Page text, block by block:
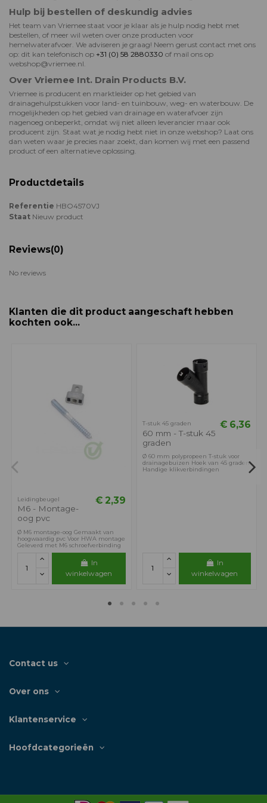
Hulp bij bestellen of deskundig advies
Het team van Vriemee staat voor je klaar als je hulp nodig hebt met
bestellen, of meer wil weten over onze producten voor
hemelwaterafvoer. We adviseren je graag! Neem gerust contact met ons
op: dit kan telefonisch op +31 (0) 58 2880330 of mail ons op
webshop@vriemee.nl.
Over Vriemee Int. Drain Products B.V.
Vriemee is producent en marktleider op het gebied van
drainagehulpstukken voor land- en tuinbouw, weg- en waterbouw. De
mogelijkheden op het gebied van drainage en waterafvoer zijn
nagenoeg onbeperkt, omdat wij niet alleen leverancier maar ook
producent zijn. Staat wat je nodig hebt niet in onze webshop? Laat ons
dan weten waar je precies naar zoekt, dan komen wij met een passend
product of een alternatieve oplossing.
Productdetails
Referentie HBO4570VJ
Staat Nieuw product
Reviews(0)
No reviews
Klanten die dit product aangeschaft hebben
kochten ook...
Leidingbeugel
M6 - Montage-
oog pvc
€ 2,39
Ø M6 montage-oog Gemaakt van
hoogwaardig pvc Voor HWA montage
Geleverd met M6 schroefverbinding
In
winkelwagen
T-stuk 45 graden
60 mm - T-stuk 45
graden
€ 6,36
Ø 60 mm polypropeen T-stuk voor
drainagebuizen Hoek van 45 graden
Handige klikverbindingen
In
winkelwagen
Contact us
Over ons
Klantenservice
Hoofdcategorieën